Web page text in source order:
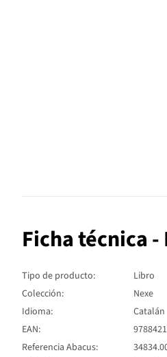
Ficha técnica -
Tipo de producto:
Libro
Colección:
Nexe
Idioma:
Catalán
EAN:
Referencia Abacus: